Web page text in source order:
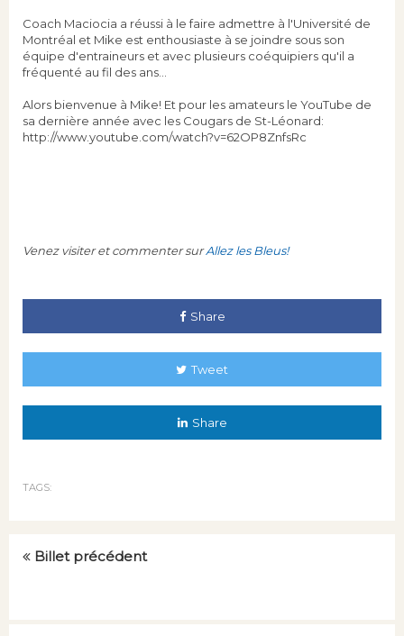
Coach Maciocia a réussi à le faire admettre à l'Université de
Montréal et Mike est enthousiaste à se joindre sous son
équipe d'entraineurs et avec plusieurs coéquipiers qu'il a
fréquenté au fil des ans...
Alors bienvenue à Mike! Et pour les amateurs le YouTube de
sa dernière année avec les Cougars de St-Léonard:
http://www.youtube.com/watch?v=62OP8ZnfsRc
Venez visiter et commenter surAllez les Bleus!
Share
Tweet
Share
TAGS:
Billet précédent